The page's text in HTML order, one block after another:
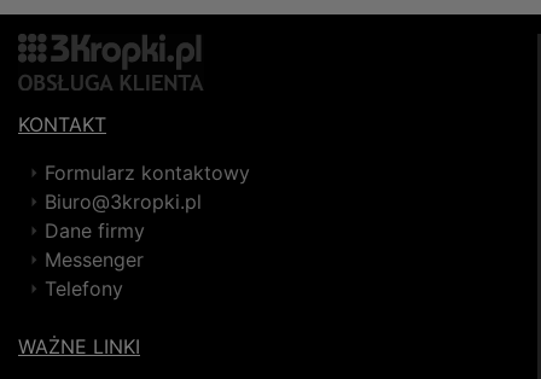
KONTAKT
Formularz kontaktowy
Biuro@3kropki.pl
Dane firmy
Messenger
Telefony
WAŻNE LINKI